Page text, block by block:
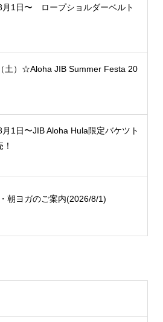
月1日〜 ロープショルダーベルト
土）☆Aloha JIB Summer Festa 20
1日〜JIB Aloha Hula限定バケツト
朝ヨガのご案内(2026/8/1)